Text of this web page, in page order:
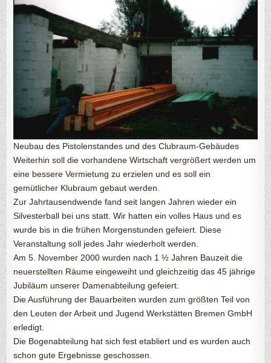
Neubau des Pistolenstandes und des Clubraum-Gebäudes
Weiterhin soll die vorhandene Wirtschaft vergrößert werden um
eine bessere Vermietung zu erzielen und es soll ein
gemütlicher Klubraum gebaut werden.
Zur Jahrtausendwende fand seit langen Jahren wieder ein
Silvesterball bei uns statt. Wir hatten ein volles Haus und es
wurde bis in die frühen Morgenstunden gefeiert. Diese
Veranstaltung soll jedes Jahr wiederholt werden.
Am 5. November 2000 wurden nach 1 ½ Jahren Bauzeit die
neuerstellten Räume eingeweiht und gleichzeitig das 45 jährige
Jubiläum unserer Damenabteilung gefeiert.
Die Ausführung der Bauarbeiten wurden zum größten Teil von
den Leuten der Arbeit und Jugend Werkstätten Bremen GmbH
erledigt.
Die Bogenabteilung hat sich fest etabliert und es wurden auch
schon gute Ergebnisse geschossen.